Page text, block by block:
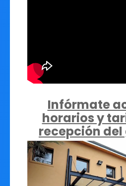
Infórmate
horarios y
recepción